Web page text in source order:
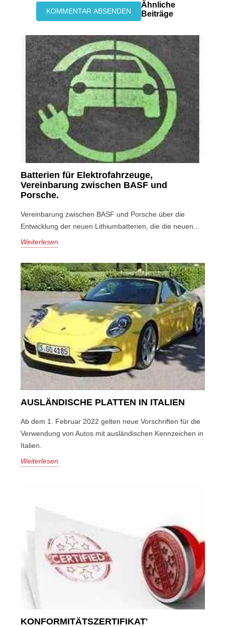
Ähnliche
Beiträge
Batterien für Elektrofahrzeuge,
Vereinbarung zwischen BASF und
Porsche.
Vereinbarung zwischen BASF und Porsche über die
Entwicklung der neuen Lithiumbatterien, die die neuen...
Weiterlesen
AUSLÄNDISCHE PLATTEN IN ITALIEN
Ab dem 1. Februar 2022 gelten neue Vorschriften für die
Verwendung von Autos mit ausländischen Kennzeichen in
Italien.
Weiterlesen
KONFORMITÄTSZERTIFIKAT'